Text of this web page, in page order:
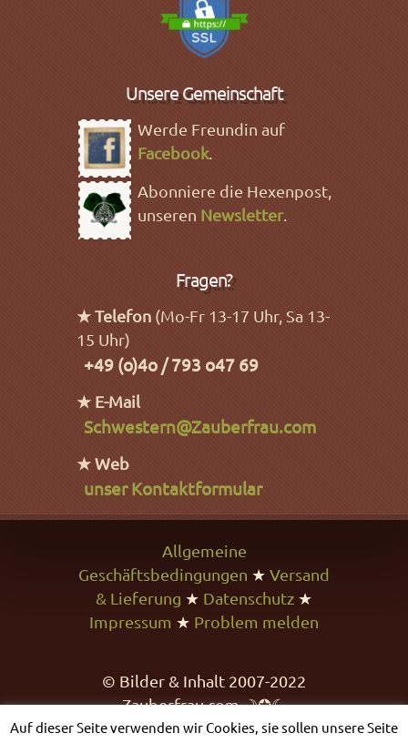
Unsere Gemeinschaft
Werde Freundin auf
Facebook.
Abonniere die Hexenpost,
unseren Newsletter.
Fragen?
★ Telefon (Mo-Fr 13-17 Uhr, Sa 13-
15 Uhr)
+49 (o)4o / 793 o47 69
★ E-Mail
Schwestern@Zauberfrau.com
★ Web
unser Kontaktformular
Allgemeine
Geschäftsbedingungen ★ Versand
& Lieferung ★ Datenschutz ★
Impressum ★ Problem melden
© Bilder & Inhalt 2007-2022
Zauberfrau.com ☽✪☾
Auf dieser Seite verwenden wir Cookies, sie sollen unsere Seite